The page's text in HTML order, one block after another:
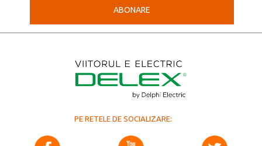
ABONARE
PE RETELE DE SOCIALIZARE: